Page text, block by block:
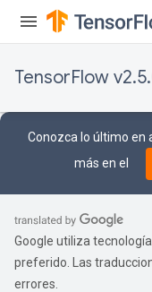
TensorFlow
Conozca lo último en
más en el
Google utiliza
preferido. Las
errores.